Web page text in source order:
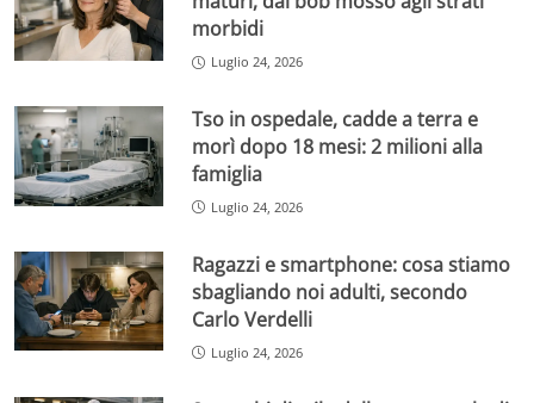
morbidi
Luglio 24, 2026
Tso in ospedale, cadde a terra e
morì dopo 18 mesi: 2 milioni alla
famiglia
Luglio 24, 2026
Ragazzi e smartphone: cosa stiamo
sbagliando noi adulti, secondo
Carlo Verdelli
Luglio 24, 2026